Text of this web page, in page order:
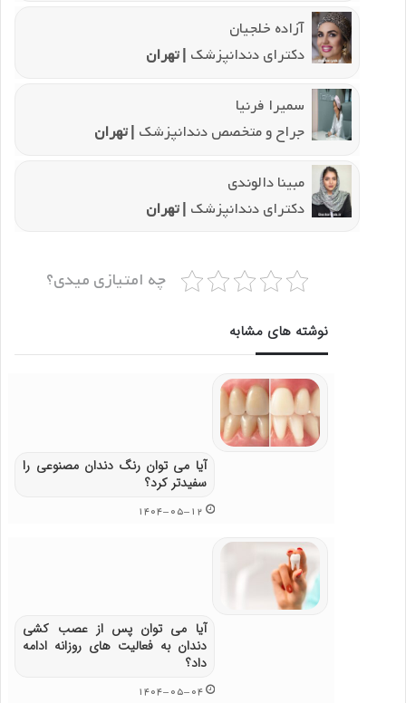
آزاده خلجیان
دکترای دندانپزشک | تهران
سمیرا فرنیا
جراح و متخصص دندانپزشک | تهران
مبینا دالوندی
دکترای دندانپزشک | تهران
چه امتیازی میدی؟
نوشته های مشابه
آیا می توان رنگ دندان مصنوعی را
سفیدتر کرد؟
۱۴۰۴-۰۵-۱۲
آیا می توان پس از عصب کشی
دندان به فعالیت های روزانه ادامه
داد؟
۱۴۰۴-۰۵-۰۴